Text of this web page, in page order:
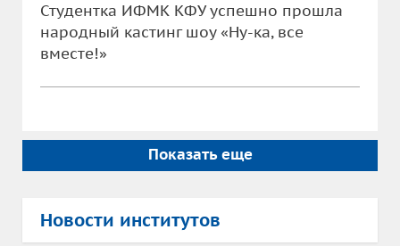
Студентка ИФМК КФУ успешно прошла
народный кастинг шоу «Ну-ка, все
вместе!»
Показать еще
Новости институтов